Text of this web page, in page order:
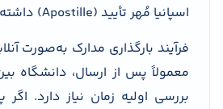
اسپانیا مُهر تأیید (Apostille) داشته باشند.
فرآیند بارگذاری مدارک به‌صورت
بررسی اولیه زمان نیاز دارد.